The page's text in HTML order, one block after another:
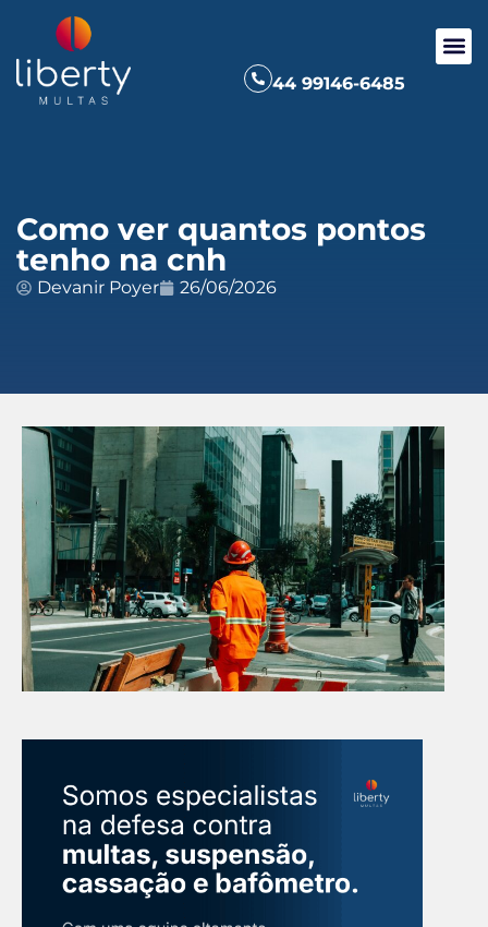
44 99146-6485
Como ver quantos pontos
tenho na cnh
Devanir Poyer 26/06/2026